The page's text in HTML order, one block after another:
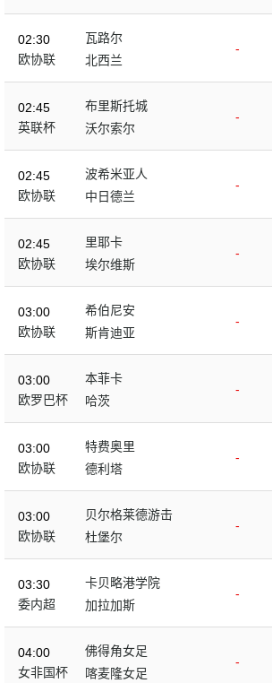
02:30
欧协联
瓦路尔
-
北西兰
02:45
英联杯
布里斯托城
-
沃尔索尔
02:45
欧协联
波希米亚人
-
中日德兰
02:45
欧协联
里耶卡
-
埃尔维斯
03:00
欧协联
希伯尼安
-
斯肯迪亚
03:00
欧罗巴杯
本菲卡
-
哈茨
03:00
欧协联
特费奥里
-
德利塔
03:00
欧协联
贝尔格莱德游击
-
杜堡尔
03:30
委内超
卡贝略港学院
-
加拉加斯
04:00
女非国杯
佛得角女足
-
喀麦隆女足